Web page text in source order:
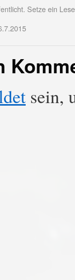
Setze ein
sein,